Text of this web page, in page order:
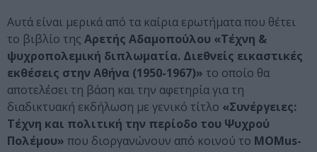
Αυτά είναι μερικά από τα καίρια ερωτήματα που θέτει
το βιβλίο της Αρετής Αδαμοπούλου «Τέχνη &
ψυχροπολεμική διπλωματία. Διεθνείς εικαστικές
εκθέσεις στην Αθήνα (1950-1967)» το οποίο θα
αποτελέσει τη βάση και την αφετηρία για τη
διαδικτυακή εκδήλωση με γενικό τίτλο «Συνέργειες:
Τέχνη και πολιτική την περίοδο του Ψυχρού
Πολέμου» που διοργανώνουν από κοινού το MOMus-